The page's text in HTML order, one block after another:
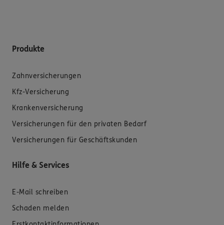
Produkte
Zahnversicherungen
Kfz-Versicherung
Krankenversicherung
Versicherungen für den privaten Bedarf
Versicherungen für Geschäftskunden
Hilfe & Services
E-Mail schreiben
Schaden melden